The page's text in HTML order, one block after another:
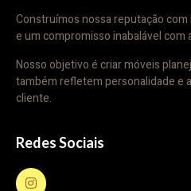
Construímos nossa reputação
e um compromisso inabalável com
Nosso objetivo é criar móveis
também refletem personalidade e
cliente.
Redes Sociais